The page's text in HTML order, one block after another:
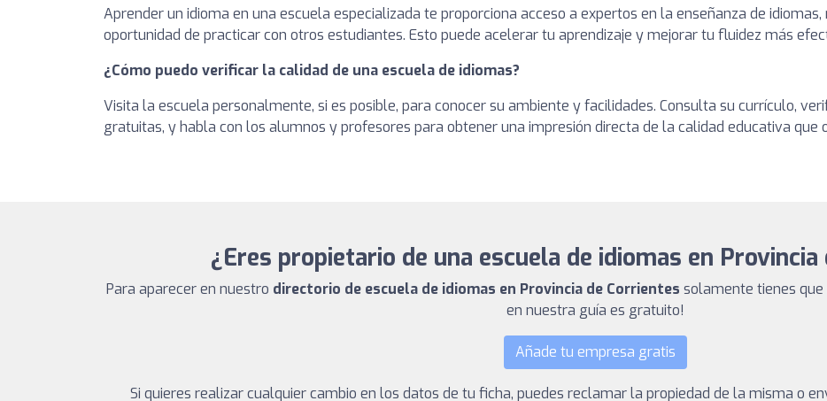
Aprender un idioma en una escuela especializada te proporciona acceso a expertos en la enseñanza de
oportunidad de practicar con otros estudiantes. Esto puede acelerar tu aprendizaje y mejorar tu fluidez más
¿Cómo puedo verificar la calidad de una escuela de idiomas?
Visita la escuela personalmente, si es posible, para conocer su ambiente y facilidades. Consulta su currículo,
gratuitas, y habla con los alumnos y profesores para obtener una impresión directa de la calidad educativa que
¿Eres propietario de una escuela de idiomas en Provincia
Para aparecer en nuestro directorio de escuela de idiomas en Provincia de Corrientes solamente tienes
en nuestra guía es gratuito!
Añade tu empresa gratis
Si quieres realizar cualquier cambio en los datos de tu ficha, puedes reclamar la propiedad de la misma o